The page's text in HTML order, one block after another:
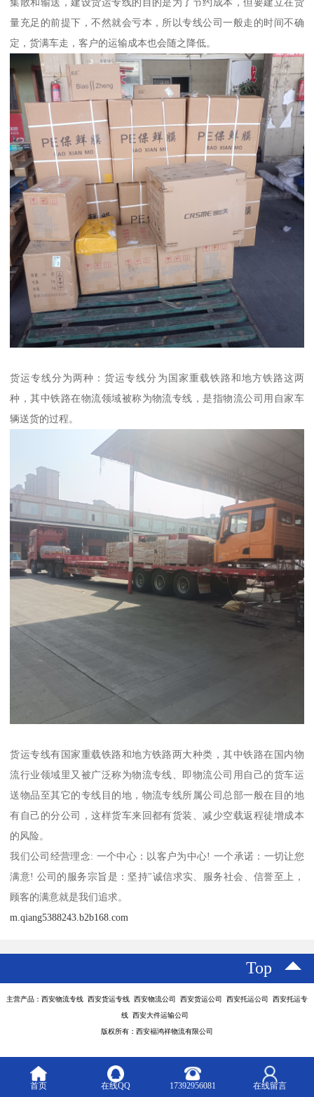
量充足的前提下，不然就会亏本，所以专线公司一般走的时间不确
定，货满车走，客户的运输成本也会随之降低。
货运专线分为两种：货运专线分为国家重载铁路和地方铁路这两
种，其中铁路在物流领域被称为物流专线，是指物流公司用自家车
辆送货的过程。
货运专线有国家重载铁路和地方铁路两大种类，其中铁路在国内物
流行业领域里又被广泛称为物流专线、即物流公司用自己的货车运
送物品至其它的专线目的地，物流专线所属公司总部一般在目的地
有自己的分公司，这样货车来回都有货装、减少空载返程徒增成本
的风险。
我们公司经营理念: 一个中心：以客户为中心! 一个承诺：一切让您
满意! 公司的服务宗旨是：坚持"诚信求实、服务社会、信誉至上，
顾客的满意就是我们追求。
m.qiang5388243.b2b168.com
Top
主营产品：西安物流专线 西安货运专线 西安物流公司 西安货运公司 西安托运公司 西安托运专
线 西安大件运输公司
版权所有：西安福鸿祥物流有限公司
首页 在线QQ 17392956081 在线留言